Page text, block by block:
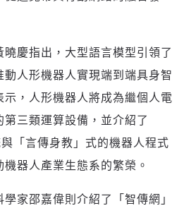
慶指出，大型語言模型引領了
人形機器人實現端到端具身智
示，人形機器人將成為繼個人電
三類運算設備，並介紹了
「言傳身教」式的機器人程式
器人產業生態系的繁榮。
家邵嘉偉則介紹了「智傳網」